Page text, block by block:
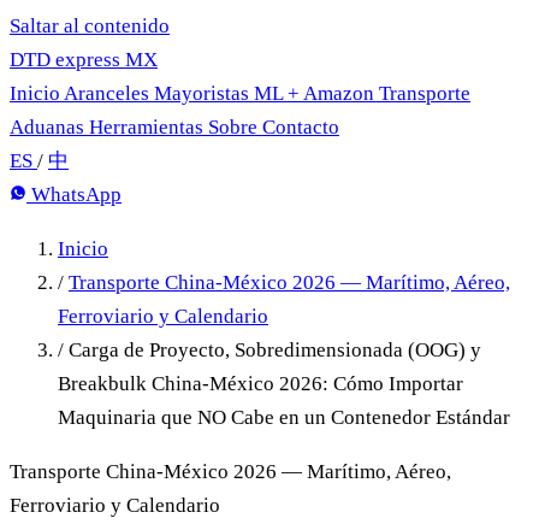
Saltar al contenido
DTD express MX
Inicio Aranceles Mayoristas ML + Amazon Transporte
Aduanas Herramientas Sobre Contacto
ES / 中
WhatsApp
Inicio
/ Transporte China-México 2026 — Marítimo, Aéreo,
Ferroviario y Calendario
/ Carga de Proyecto, Sobredimensionada (OOG) y
Breakbulk China-México 2026: Cómo Importar
Maquinaria que NO Cabe en un Contenedor Estándar
Transporte China-México 2026 — Marítimo, Aéreo,
Ferroviario y Calendario